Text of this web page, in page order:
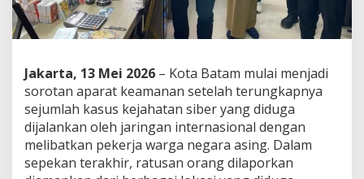
Jakarta, 13 Mei 2026 – Kota Batam mulai menjadi
sorotan aparat keamanan setelah terungkapnya
sejumlah kasus kejahatan siber yang diduga
dijalankan oleh jaringan internasional dengan
melibatkan pekerja warga negara asing. Dalam
sepekan terakhir, ratusan orang dilaporkan